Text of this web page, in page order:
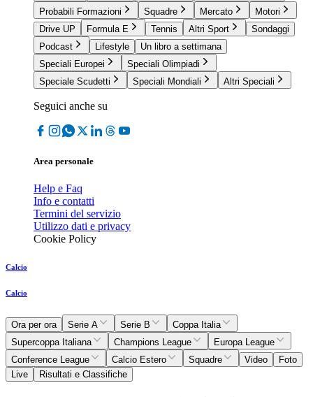
Probabili Formazioni
Squadre Mercato
Motori
Drive UP
Formula E Tennis Altri Sport
Sondaggi
Podcast
Lifestyle
Un libro a settimana
Speciali Europei
Speciali Olimpiadi
Speciale Scudetti
Speciali Mondiali Altri Speciali
Seguici anche su
Area personale
Help e Faq
Info e contatti
Termini del servizio
Utilizzo dati e privacy
Cookie Policy
Calcio
Calcio
Ora per ora Serie A Serie B
Coppa Italia
Supercoppa Italiana
Champions League
Europa League
Conference League
Calcio Estero Squadre Video
Foto
Live
Risultati e Classifiche